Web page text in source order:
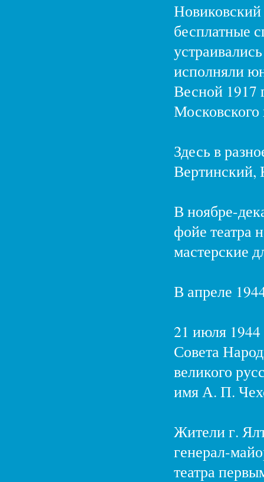
Новиковский
бесплатные
исполняли
Весной 1917
Московского
Здесь в
В ноябре-
фойе театра
мастерские
В апреле
21 июля 1944
Совета
великого
имя А. П.
Жители г.
генерал-
театра